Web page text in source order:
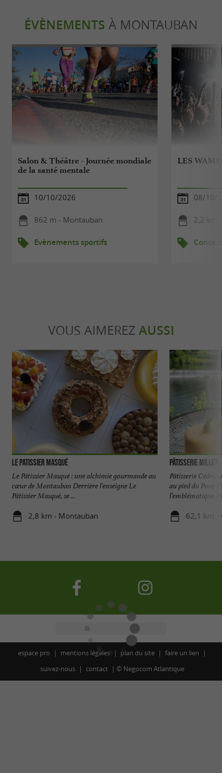
ÉVÈNEMENTS À MONTAUBAN
Salon & Théâtre - Journée mondiale
de la santé mentale
10/10/2026
862 m - Montauban
Evènements sportifs
LES
08/10/
2,2 km
VOUS AIMEREZ AUSSI
Le Patissier Masqué
Le Pâtissier Masqué : une alchimie gourmande au
cœur de Montauban Derrière l'enseigne Le
Pâtissier Masqué, se ...
2,8 km - Montauban
Pâtisserie Millet
Pâtisserie
au pied du Pont
l’emblématique
62,1 km -
espace pro mentions légales plan du site
faire un lien
suivez-nous
contact © Negocom Atlantique